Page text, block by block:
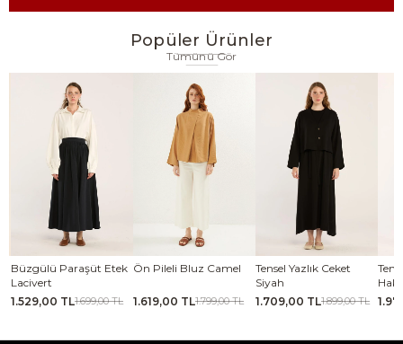
Popüler Ürünler
Tümünü Gör
Büzgülü Paraşüt Etek
Lacivert
1.529,00 TL1.699,00 TL
Ön Pileli Bluz Camel
1.619,00 TL1.799,00 TL
Tensel Yazlık Ceket
Siyah
1.709,00 TL1.899,00 TL
Haki